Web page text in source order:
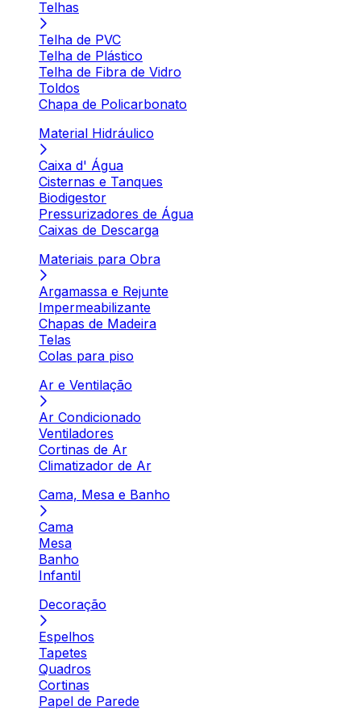
Telhas
Telha de PVC
Telha de Plástico
Telha de Fibra de Vidro
Toldos
Chapa de Policarbonato
Material Hidráulico
Caixa d' Água
Cisternas e Tanques
Biodigestor
Pressurizadores de Água
Caixas de Descarga
Materiais para Obra
Argamassa e Rejunte
Impermeabilizante
Chapas de Madeira
Telas
Colas para piso
Ar e Ventilação
Ar Condicionado
Ventiladores
Cortinas de Ar
Climatizador de Ar
Cama, Mesa e Banho
Cama
Mesa
Banho
Infantil
Decoração
Espelhos
Tapetes
Quadros
Cortinas
Papel de Parede